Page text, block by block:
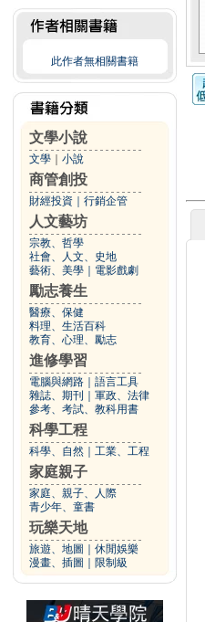
此作者無相關書籍
文學小說
文學 小說
商管創投
財經投資 行銷企管
人文藝坊
宗教、哲學
社會、人文、史地
藝術、美學
電影戲劇
勵志養生
醫療、保健
料理、生活百科
教育、心理、勵志
進修學習
電腦與網路
語言工具
雜誌、期刊
軍政、法律
參考、考試、教科用書
科學工程
科學、自然 工業、工程
家庭親子
家庭、親子、人際
青少年、童書
玩樂天地
旅遊、地圖
休閒娛樂
漫畫、插圖
限制級